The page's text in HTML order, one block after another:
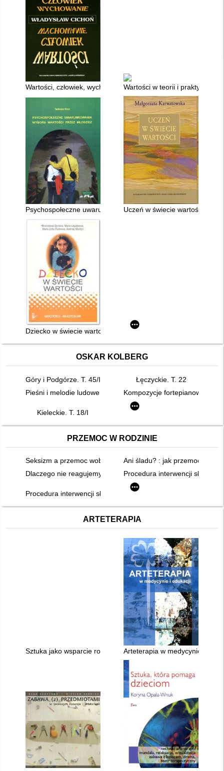
Wartości, człowiek, wychowanie : zarys problematyki
Wartości w teorii i praktyce
Psychospołeczne uwarunkowania wyboru wartości przez
Uczeń w świecie wartości
Dziecko w świecie wartości. Cz. 1
OSKAR KOLBERG
Góry i Podgórze. T. 45/II
Łęczyckie. T. 22
Pieśni i melodie ludowe w opracowaniu fortepianowym. T. 67/II
Kompozycje fortepianowe. T.
Kieleckie. T. 18/I
PRZEMOC W RODZINIE
Seksizm a przemoc wobec kobietAni śladu? : jak przemoc
Dlaczego nie reagujemy?
Procedura interwencji służb w
Procedura interwencji służb w sytuacji przemocy w rodzinie.
ARTETERAPIA
Sztuka jako wsparcie rozwoju Arteterapia w medycynie i